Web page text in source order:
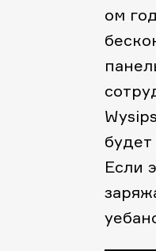
ом
Если